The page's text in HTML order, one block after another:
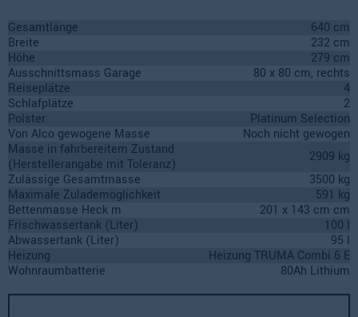
Gesamtlänge
640 cm
Breite
232 cm
Höhe
279 cm
Ausschnittsmass Garage
80 x 80 cm, rechts
Reiseplätze
4
Schlafplätze
2
Polster
Platinum Selection
Von Alco gewogene Masse
Noch nicht gewogen
Masse in fahrbereitem Zustand
(Herstellerangabe mit Toleranz)
2909 kg
Zulässige Gesamtmasse
3500 kg
Maximale Zulademöglichkeit
591 kg
Bettenmasse Heck m
201 x 143 cm cm
Frischwassertank (Liter)
100 l
Abwassertank (Liter)
95 l
Heizung
Heizung TRUMA Combi 6 E
Wohnraumbatterie
80Ah Lithium